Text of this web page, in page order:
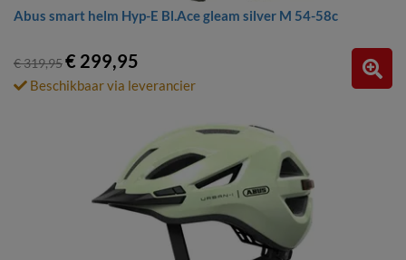
Abus smart helm Hyp-E Bl.Ace gleam silver M 54-58c
€ 319,95€ 299,95
Beschikbaar via leverancier